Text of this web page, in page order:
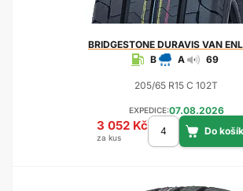
BRIDGESTONE DURAVIS VAN
B
A 69
205/65 R15 C 102T
EXPEDICE:07.08.2026
3 052 Kč
za kus